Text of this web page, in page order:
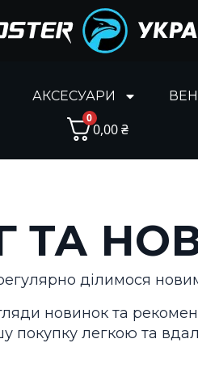
АКСЕСУАРИ
0
0,00₴
ТА
ділимося
новинок та
покупку легкою та